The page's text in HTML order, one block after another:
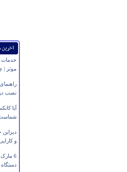
موثر |
نصب
آیا
دیزاین
و
6